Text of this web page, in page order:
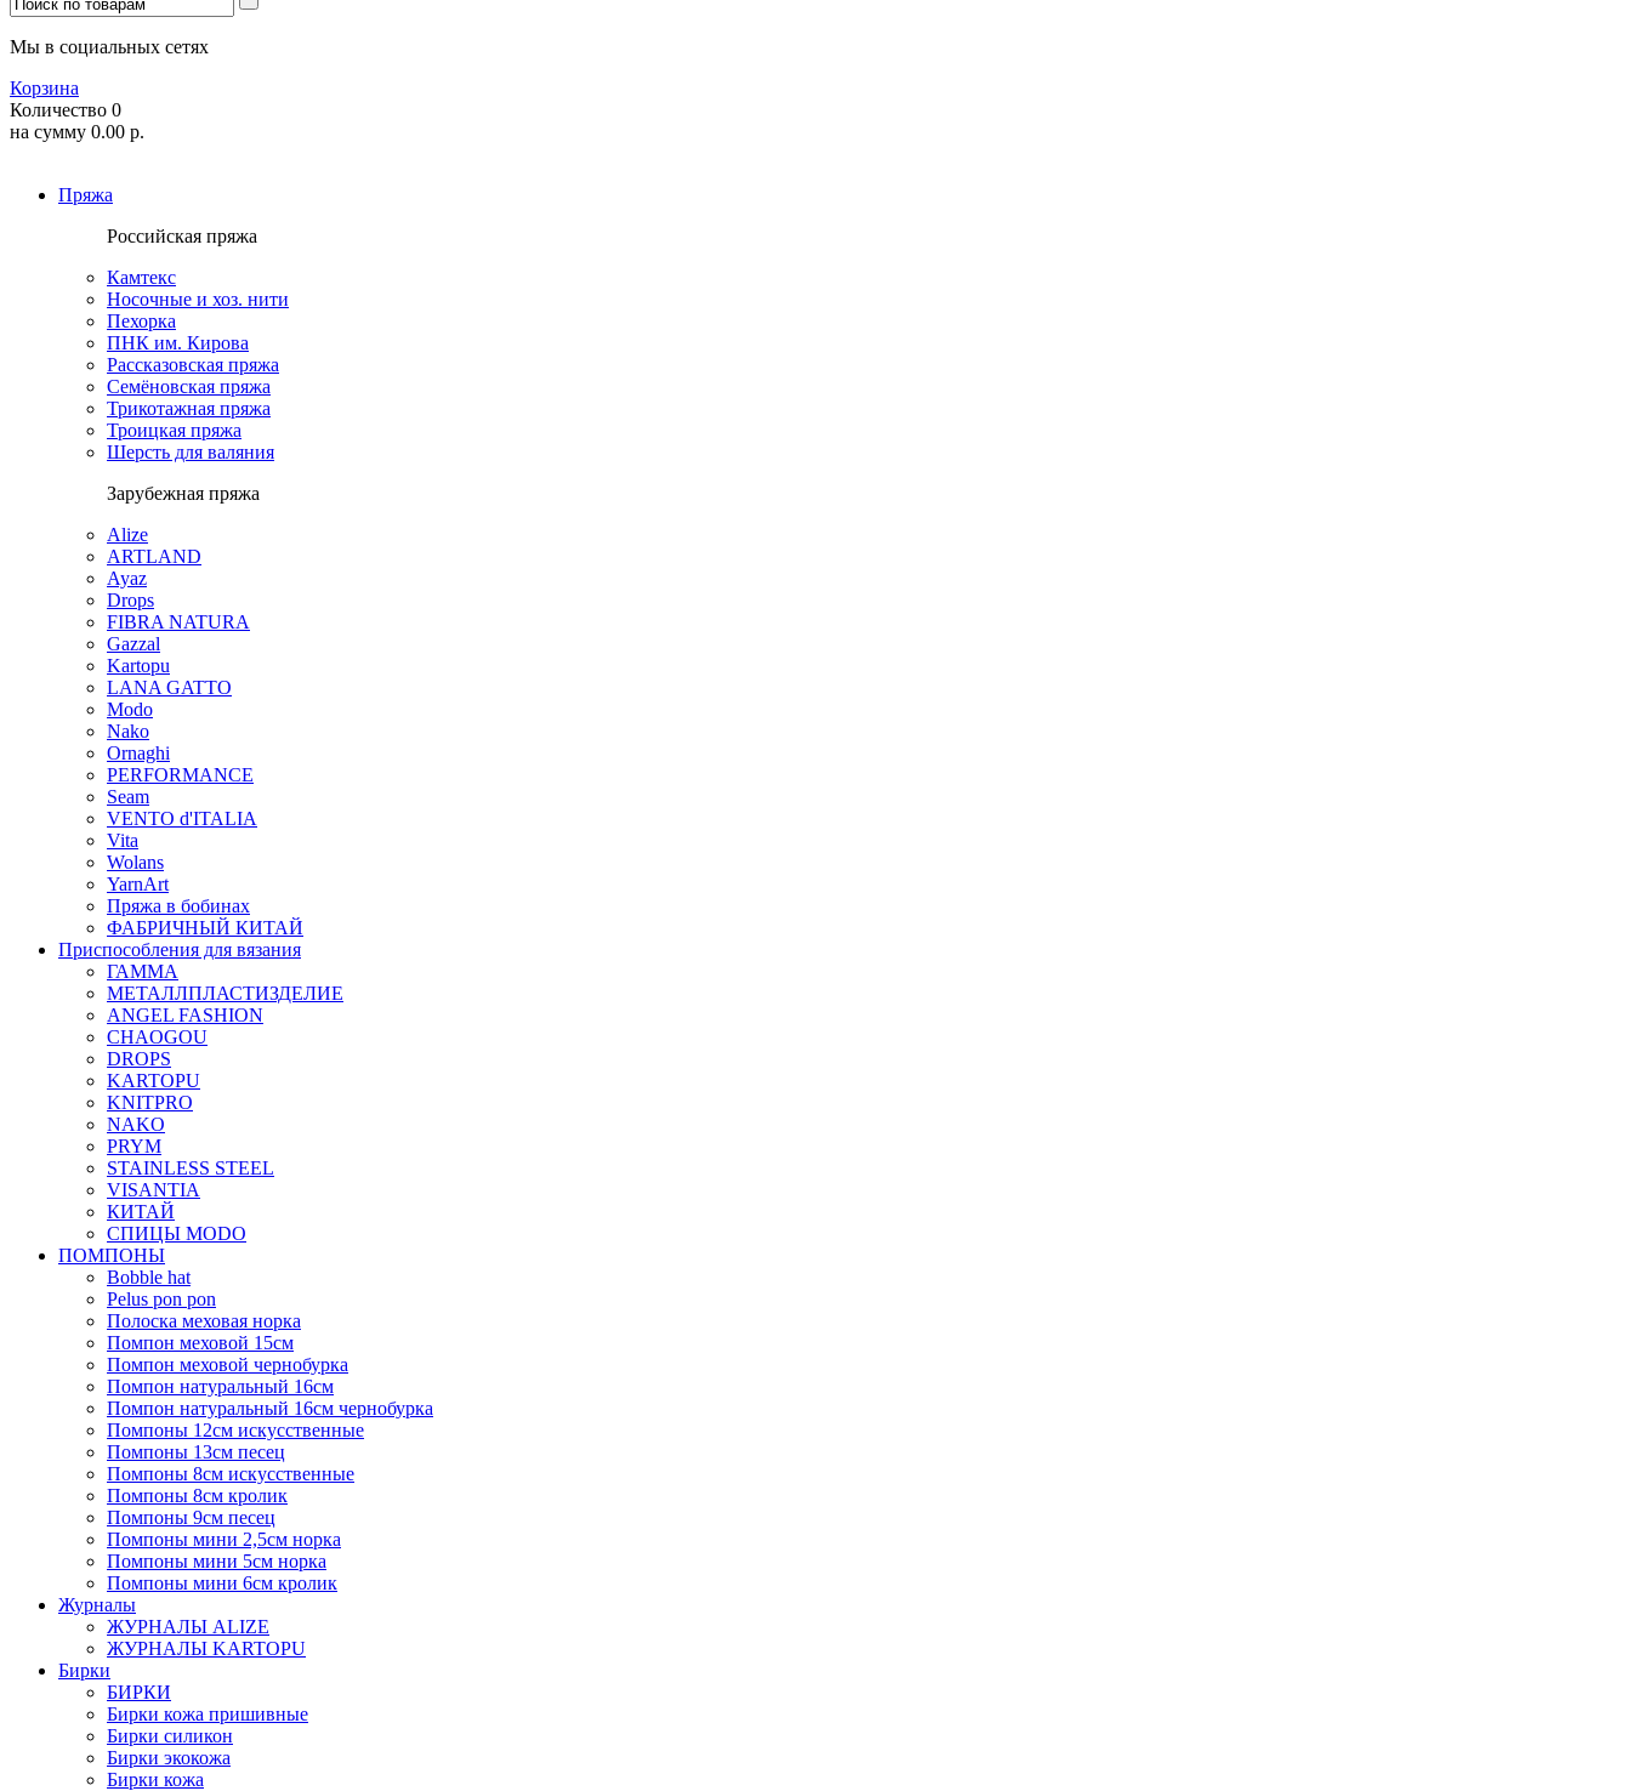
Мы в социальных сетях
Корзина
Количество 0
на сумму 0.00 р.
Пряжа
Российская пряжа
Камтекс
Носочные и хоз. нити
Пехорка
ПНК им. Кирова
Рассказовская пряжа
Семёновская пряжа
Трикотажная пряжа
Троицкая пряжа
Шерсть для валяния
Зарубежная пряжа
Alize
ARTLAND
Ayaz
Drops
FIBRA NATURA
Gazzal
Kartopu
LANA GATTO
Modo
Nako
Ornaghi
PERFORMANCE
Seam
VENTO d'ITALIA
Vita
Wolans
YarnArt
Пряжа в бобинах
ФАБРИЧНЫЙ КИТАЙ
Приспособления для вязания
ГАММА
МЕТАЛЛПЛАСТИЗДЕЛИЕ
ANGEL FASHION
CHAOGOU
DROPS
KARTOPU
KNITPRO
NAKO
PRYM
STAINLESS STEEL
VISANTIA
КИТАЙ
СПИЦЫ MODO
ПОМПОНЫ
Bobble hat
Pelus pon pon
Полоска меховая норка
Помпон меховой 15см
Помпон меховой чернобурка
Помпон натуральный 16см
Помпон натуральный 16см чернобурка
Помпоны 12см искусственные
Помпоны 13см песец
Помпоны 8см искусственные
Помпоны 8см кролик
Помпоны 9см песец
Помпоны мини 2,5см норка
Помпоны мини 5см норка
Помпоны мини 6см кролик
Журналы
ЖУРНАЛЫ ALIZE
ЖУРНАЛЫ KARTOPU
Бирки
БИРКИ
Бирки кожа пришивные
Бирки силикон
Бирки экокожа
Бирки кожа